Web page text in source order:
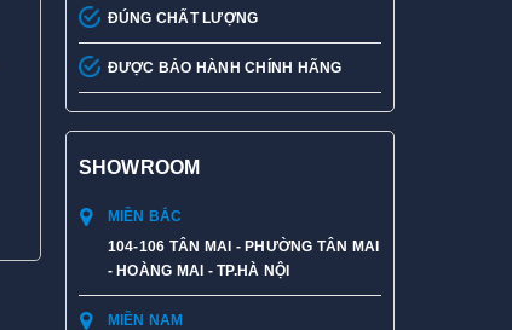
ĐÚNG CHẤT LƯỢNG
ĐƯỢC BẢO HÀNH CHÍNH HÃNG
SHOWROOM
MIỀN BẮC
104-106 TÂN MAI - PHƯỜNG TÂN MAI
- HOÀNG MAI - TP.HÀ NỘI
MIỀN NAM